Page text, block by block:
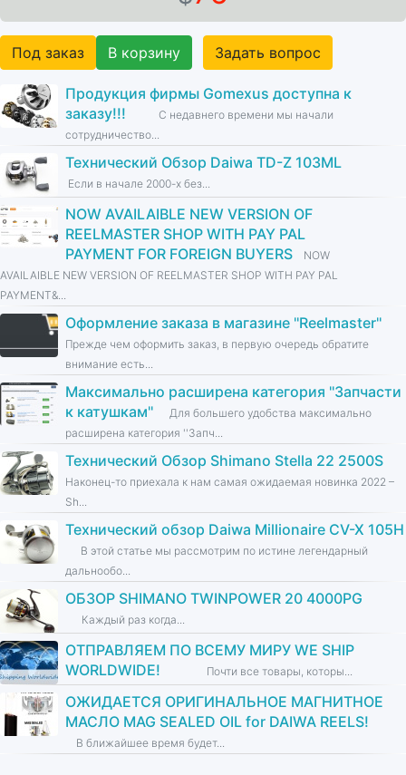
Под заказ В корзину Задать вопрос
Продукция фирмы Gomexus доступна к
заказу!!!
С недавнего времени мы начали
сотрудничество...
Технический Обзор Daiwa TD-Z 103ML
Если в начале 2000-х без...
NOW AVAILAIBLE NEW VERSION OF
REELMASTER SHOP WITH PAY PAL
PAYMENT FOR FOREIGN BUYERS
NOW
AVAILAIBLE NEW VERSION OF REELMASTER SHOP WITH PAY PAL
PAYMENT&...
Оформление заказа в магазине ''Reelmaster''
Прежде чем оформить заказ, в первую очередь обратите
внимание есть...
Максимально расширена категория ''Запчасти
к катушкам''
Для большего удобства максимально
расширена категория ''Запч...
Технический Обзор Shimano Stella 22 2500S
Наконец-то приехала к нам самая ожидаемая новинка 2022 –
Sh...
Технический обзор Daiwa Millionaire CV-X 105H
В этой статье мы рассмотрим по истине легендарный
дальнообо...
ОБЗОР SHIMANO TWINPOWER 20 4000PG
Каждый раз когда...
ОТПРАВЛЯЕМ ПО ВСЕМУ МИРУ WE SHIP
WORLDWIDE!
Почти все товары, которы...
ОЖИДАЕТСЯ ОРИГИНАЛЬНОЕ МАГНИТНОЕ
МАСЛО MAG SEALED OIL for DAIWA REELS!
В ближайшее время будет...